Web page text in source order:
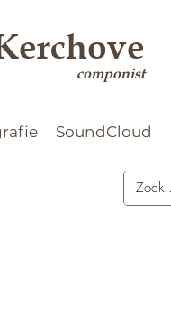
componist
SoundCloud